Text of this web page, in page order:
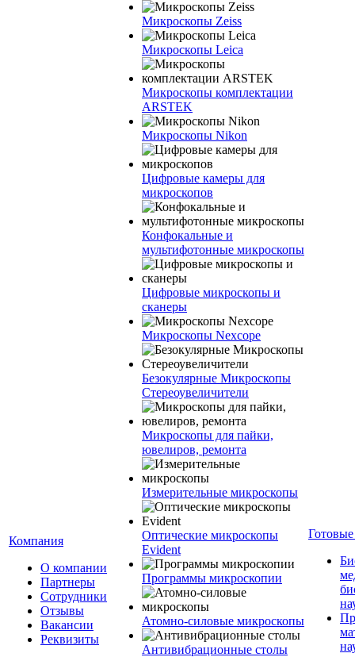
Компания
О компании
Партнеры
Сотрудники
Отзывы
Вакансии
Реквизиты
Микроскопы Zeiss
Микроскопы Leica
Микроскопы комплектации
ARSTEK
Микроскопы Nikon
Цифровые камеры для
микроскопов
Конфокальные и
мультифотонные микроскопы
Цифровые микроскопы и
сканеры
Микроскопы Nexcope
Безокулярные Микроскопы
Стереоувеличители
Микроскопы для пайки,
ювелиров, ремонта
Измерительные микроскопы
Оптические микроскопы
Evident
Программы микроскопии
Атомно-силовые микроскопы
Антивибрационные столы